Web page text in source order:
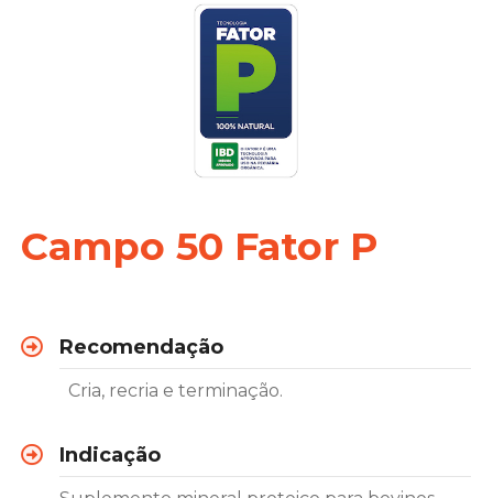
Campo 50 Fator P
Recomendação
Cria, recria e terminação.
Indicação